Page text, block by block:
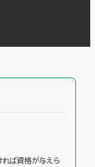
ば資格が与えら